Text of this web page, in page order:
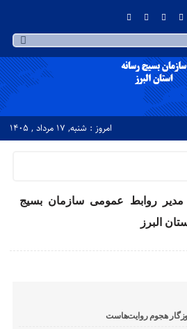
امروز : شنبه, ۱۷ مرداد , ۱۴۰۵
مدیر روابط عمومی سازمان بسیج
البرز
هجوم روایت‌هاست